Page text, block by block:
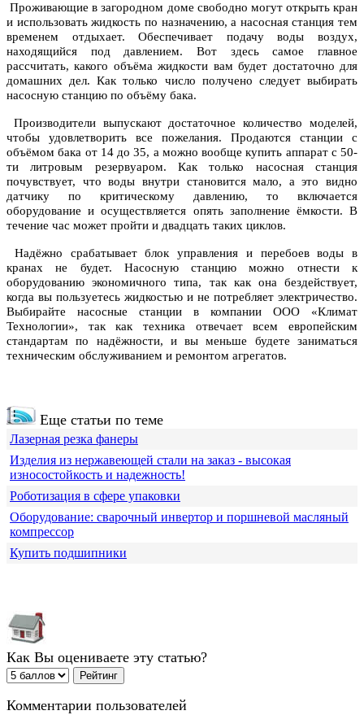
Проживающие в загородном доме свободно могут открыть кран
и использовать жидкость по назначению, а насосная станция тем
временем отдыхает. Обеспечивает подачу воды воздух,
находящийся под давлением. Вот здесь самое главное
рассчитать, какого объёма жидкости вам будет достаточно для
домашних дел. Как только число получено следует выбирать
насосную станцию по объёму бака.
Производители выпускают достаточное количество моделей,
чтобы удовлетворить все пожелания. Продаются станции с
объёмом бака от 14 до 35, а можно вообще купить аппарат с 50-
ти литровым резервуаром. Как только насосная станция
почувствует, что воды внутри становится мало, а это видно
датчику по критическому давлению, то включается
оборудование и осуществляется опять заполнение ёмкости. В
течение час может пройти и двадцать таких циклов.
Надёжно срабатывает блок управления и перебоев воды в
кранах не будет. Насосную станцию можно отнести к
оборудованию экономичного типа, так как она бездействует,
когда вы пользуетесь жидкостью и не потребляет электричество.
Выбирайте насосные станции в компании ООО «Климат
Технологии», так как техника отвечает всем европейским
стандартам по надёжности, и вы меньше будете заниматься
техническим обслуживанием и ремонтом агрегатов.
Еще статьи по теме
Лазерная резка фанеры
Изделия из нержавеющей стали на заказ - высокая
износостойкость и надежность!
Роботизация в сфере упаковки
Оборудование: сварочный инвертор и поршневой масляный
компрессор
Купить подшипники
Как Вы оцениваете эту статью?
Комментарии пользователей